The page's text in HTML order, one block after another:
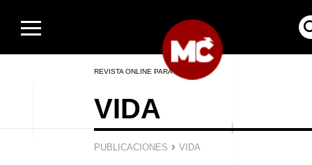
REVISTA ONLINE PARA HOMBRES
VIDA
PUBLICACIONES › VIDA